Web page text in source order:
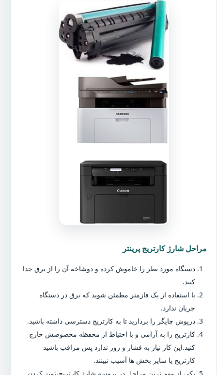
مراحل شارژ کارتریج پرینتر
دستگاه مورد نظر را خاموش کرده و دوشاخه آن را از برق جدا
کنید.
با استفاده از یک فازمتر مطمئن شوید که برق در دستگاه
جریان ندارد.
درپوش چاپگر را بردارید تا به کارتریج دسترسی داشته باشید.
کارتریج را به آرامی و با احتیاط از محفظه مخصوصش خارج
کنید.این کار نیاز به فشار و زور ندارد پس مراقب باشید
کارتریج یا سایر بخش ها آسیب نبینند.